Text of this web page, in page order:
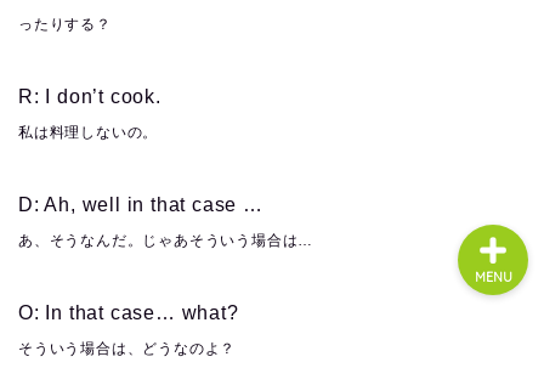
ったりする？
R: I don’t cook.
私は料理しないの。
D: Ah, well in that case …
あ、そうなんだ。じゃあそういう場合は…
O: In that case… what?
そういう場合は、どうなのよ？
MENU